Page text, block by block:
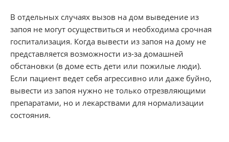
В отдельных случаях вызов на дом выведение из
запоя не могут осуществиться и необходима срочная
госпитализация. Когда вывести из запоя на дому не
представляется возможности из-за домашней
обстановки (в доме есть дети или пожилые люди).
Если пациент ведет себя агрессивно или даже буйно,
вывести из запоя нужно не только отрезвляющими
препаратами, но и лекарствами для нормализации
состояния.